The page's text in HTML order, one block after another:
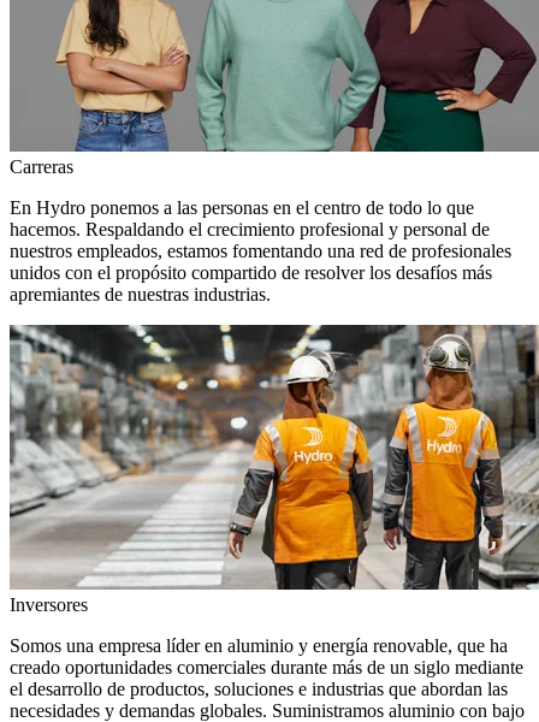
Carreras
En Hydro ponemos a las personas en el centro de todo lo que
hacemos. Respaldando el crecimiento profesional y personal de
nuestros empleados, estamos fomentando una red de profesionales
unidos con el propósito compartido de resolver los desafíos más
apremiantes de nuestras industrias.
Inversores
Somos una empresa líder en aluminio y energía renovable, que ha
creado oportunidades comerciales durante más de un siglo mediante
el desarrollo de productos, soluciones e industrias que abordan las
necesidades y demandas globales. Suministramos aluminio con bajo